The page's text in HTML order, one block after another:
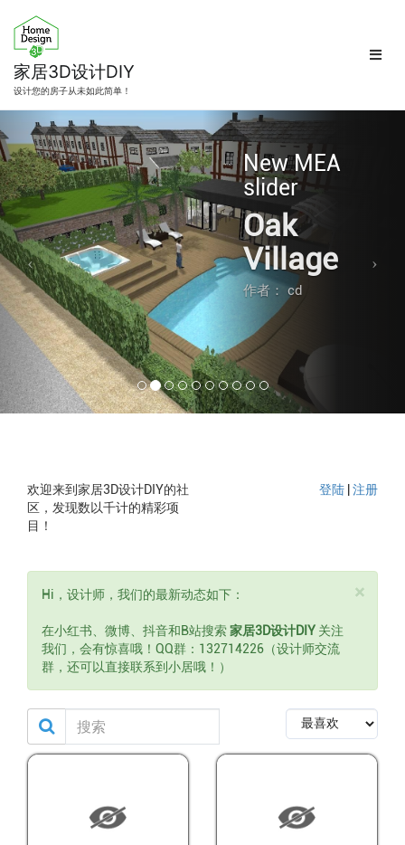
家居3D设计DIY
设计您的房子从未如此简单！
New MEA
slider
Oak
Village
作者： cd
欢迎来到家居3D设计DIY的社
区，发现数以千计的精彩项
目！
登陆 注册
×
Hi，设计师，我们的最新动态如下：
在小红书、微博、抖音和B站搜索家居3D设计DIY 关注
我们，会有惊喜哦！QQ群：132714226（设计师交流
群，还可以直接联系到小居哦！）